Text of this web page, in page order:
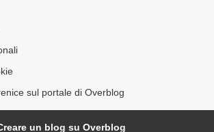
sul portale di Overblog
un blog su Overblog